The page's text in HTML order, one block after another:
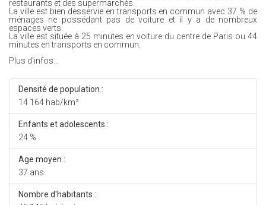
restaurants et des supermarchés.
La ville est bien desservie en transports en commun avec 37 % de
ménages ne possédant pas de voiture et il y a de nombreux
espaces verts.
La ville est située à 25 minutes en voiture du centre de Paris ou 44
minutes en transports en commun.
Plus d'infos...
Densité de population :
14 164 hab/km²
Enfants et adolescents :
24 %
Age moyen :
37 ans
Nombre d'habitants :